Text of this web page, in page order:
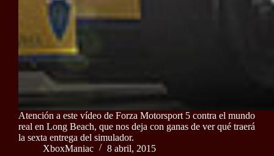
Atención a este vídeo de Forza Motorsport 5 contra el mundo
real en Long Beach, que nos deja con ganas de ver qué traerá
la sexta entrega del simulador.
XboxManiac
8 abril, 2015